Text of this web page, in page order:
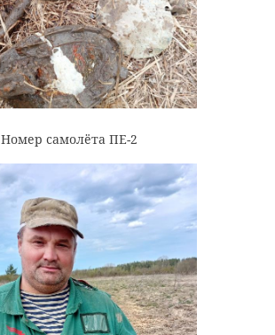
Номер самолёта ПЕ-2